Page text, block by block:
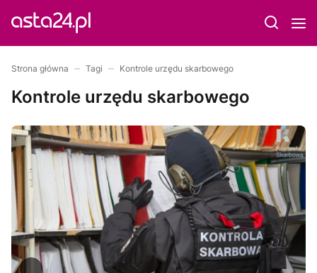
Strona główna Tagi Kontrole urzędu skarbowego
Kontrole urzędu skarbowego